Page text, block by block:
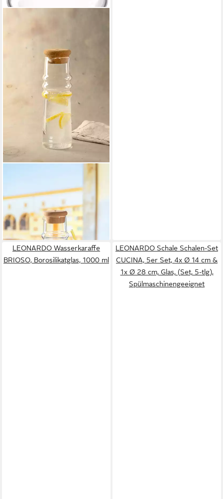
Karaffe SOLE, 900 ml, mit
Korkstopfen, (1-tlg),
spülmaschinenfest
ab 15,88 €
lieferbar - in 2-3 Werktagen bei dir
LEONARDO Wasserkaraffe
BRIOSO, Borosilikatglas, 1000 ml
LEONARDO Schale Schalen-Set
CUCINA, 5er Set, 4x Ø 14 cm &
1x Ø 28 cm, Glas, (Set, 5-tlg),
Spülmaschinengeeignet